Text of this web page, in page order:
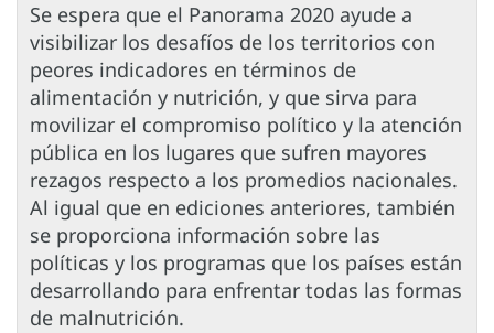
Se espera que el Panorama 2020 ayude a
visibilizar los desafíos de los territorios con
peores indicadores en términos de
alimentación y nutrición, y que sirva para
movilizar el compromiso político y la atención
pública en los lugares que sufren mayores
rezagos respecto a los promedios nacionales.
Al igual que en ediciones anteriores, también
se proporciona información sobre las
políticas y los programas que los países están
desarrollando para enfrentar todas las formas
de malnutrición.